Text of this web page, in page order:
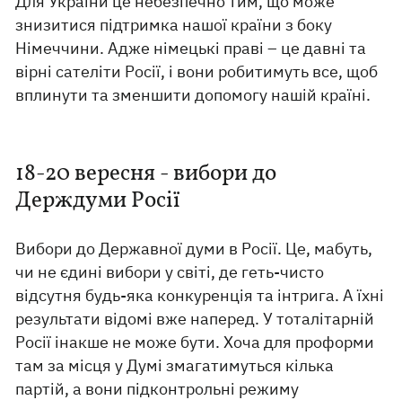
знизитися підтримка нашої країни з боку
Німеччини. Адже німецькі праві – це давні та
вірні сателіти Росії, і вони робитимуть все, щоб
вплинути та зменшити допомогу нашій країні.
18-20 вересня - вибори до
Держдуми Росії
Вибори до Державної думи в Росії. Це, мабуть,
чи не єдині вибори у світі, де геть-чисто
відсутня будь-яка конкуренція та інтрига. А їхні
результати відомі вже наперед. У тоталітарній
Росії інакше не може бути. Хоча для проформи
там за місця у Думі змагатимуться кілька
партій, а вони підконтрольні режиму